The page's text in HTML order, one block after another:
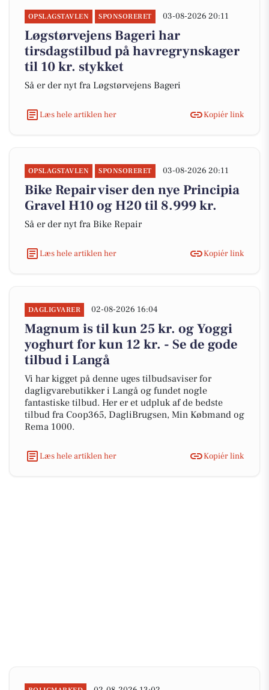
OPSLAGSTAVLEN SPONSORERET 03-08-2026 20:11
Løgstørvejens Bageri har
tirsdagstilbud på havregrynskager
til 10 kr. stykket
Så er der nyt fra Løgstørvejens Bageri
Læs hele artiklen her Kopiér link
OPSLAGSTAVLEN SPONSORERET 03-08-2026 20:11
Bike Repair viser den nye Principia
Gravel H10 og H20 til 8.999 kr.
Så er der nyt fra Bike Repair
Læs hele artiklen her Kopiér link
DAGLIGVARER 02-08-2026 16:04
Magnum is til kun 25 kr. og Yoggi
yoghurt for kun 12 kr. - Se de gode
tilbud i Langå
Vi har kigget på denne uges tilbudsaviser for
dagligvarebutikker i Langå og fundet nogle
fantastiske tilbud. Her er et udpluk af de bedste
tilbud fra Coop365, DagliBrugsen, Min Købmand og
Rema 1000.
Læs hele artiklen her Kopiér link